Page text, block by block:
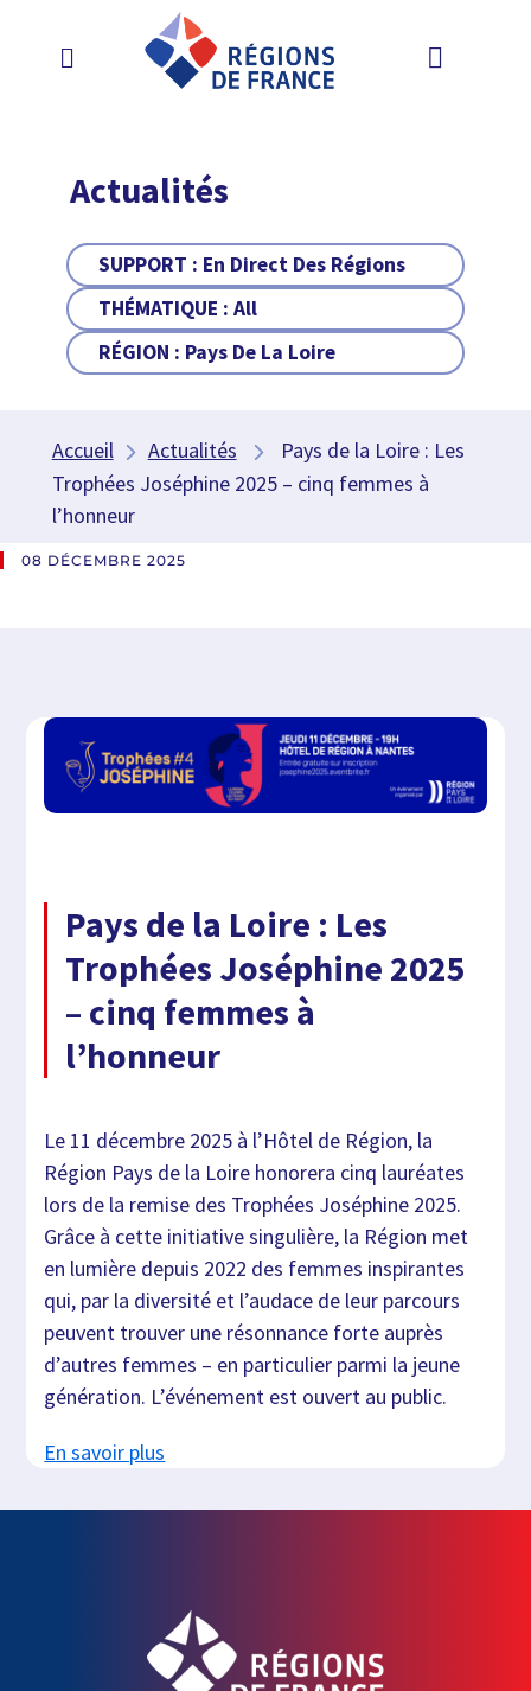
Actualités
SUPPORT : En Direct Des Régions
THÉMATIQUE :All
RÉGION : Pays De La Loire
Accueil Actualités
Pays de la Loire : Les
Trophées Joséphine 2025 – cinq femmes à
l’honneur
08 DÉCEMBRE 2025
Pays de la Loire : Les
Trophées Joséphine 2025
– cinq femmes à
l’honneur
Le 11 décembre 2025 à l’Hôtel de Région, la
Région Pays de la Loire honorera cinq lauréates
lors de la remise des Trophées Joséphine 2025.
Grâce à cette initiative singulière, la Région met
en lumière depuis 2022 des femmes inspirantes
qui, par la diversité et l’audace de leur parcours
peuvent trouver une résonnance forte auprès
d’autres femmes – en particulier parmi la jeune
génération. L’événement est ouvert au public.
En savoir plus